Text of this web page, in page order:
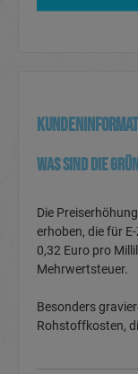
Was sind die
Die
erhoben, die für
0,32 Euro pro
Mehrwertsteuer.
Besonders
Rohstoffkosten,